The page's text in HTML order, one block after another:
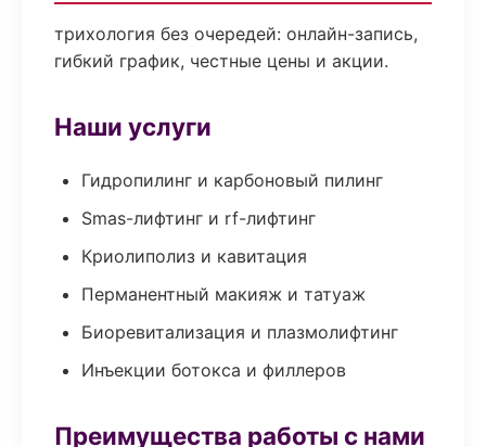
трихология без очередей: онлайн-запись,
гибкий график, честные цены и акции.
Наши услуги
Гидропилинг и карбоновый пилинг
Smas-лифтинг и rf-лифтинг
Криолиполиз и кавитация
Перманентный макияж и татуаж
Биоревитализация и плазмолифтинг
Инъекции ботокса и филлеров
Преимущества работы с нами